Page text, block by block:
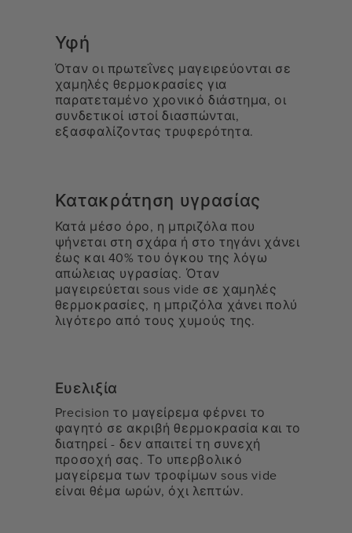
Υφή
Όταν οι πρωτεΐνες μαγειρεύονται σε
χαμηλές θερμοκρασίες για
παρατεταμένο χρονικό διάστημα, οι
συνδετικοί ιστοί διασπώνται,
εξασφαλίζοντας τρυφερότητα.
Κατακράτηση υγρασίας
Κατά μέσο όρο, η μπριζόλα που
ψήνεται στη σχάρα ή στο τηγάνι χάνει
έως και 40% του όγκου της λόγω
απώλειας υγρασίας. Όταν
μαγειρεύεται sous vide σε χαμηλές
θερμοκρασίες, η μπριζόλα χάνει πολύ
λιγότερο από τους χυμούς της.
Ευελιξία
Precision το μαγείρεμα φέρνει το
φαγητό σε ακριβή θερμοκρασία και το
διατηρεί - δεν απαιτεί τη συνεχή
προσοχή σας. Το υπερβολικό
μαγείρεμα των τροφίμων sous vide
είναι θέμα ωρών, όχι λεπτών.